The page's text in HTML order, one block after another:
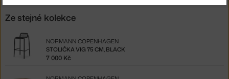
Ze stejné kolekce
STOLIČKA VIG 75 CM, BLACK
NORMANN COPENHAGEN
7 000 Kč